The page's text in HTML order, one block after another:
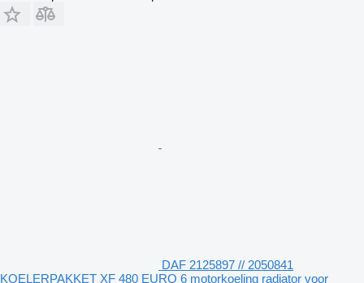
DAF 2125897 // 2050841
KOELERPAKKET XF 480 EURO 6 motorkoeling radiator voor